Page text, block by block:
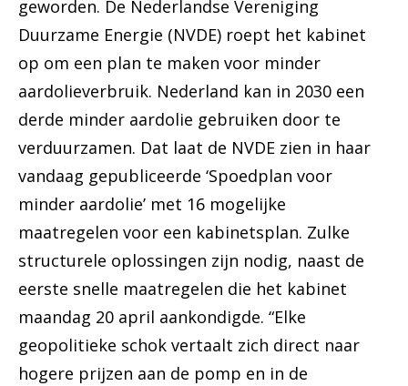
geworden. De Nederlandse Vereniging
Duurzame Energie (NVDE) roept het kabinet
op om een plan te maken voor minder
aardolieverbruik. Nederland kan in 2030 een
derde minder aardolie gebruiken door te
verduurzamen. Dat laat de NVDE zien in haar
vandaag gepubliceerde ‘Spoedplan voor
minder aardolie’ met 16 mogelijke
maatregelen voor een kabinetsplan. Zulke
structurele oplossingen zijn nodig, naast de
eerste snelle maatregelen die het kabinet
maandag 20 april aankondigde. “Elke
geopolitieke schok vertaalt zich direct naar
hogere prijzen aan de pomp en in de